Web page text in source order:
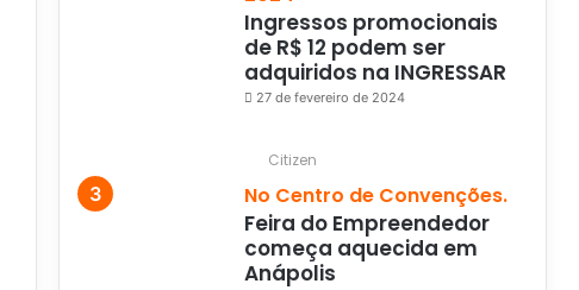
Ingressos promocionais
de R$ 12 podem ser
adquiridos na INGRESSAR
27 de fevereiro de 2024
Citizen
No Centro de Convenções.
Feira do Empreendedor
começa aquecida em
Anápolis